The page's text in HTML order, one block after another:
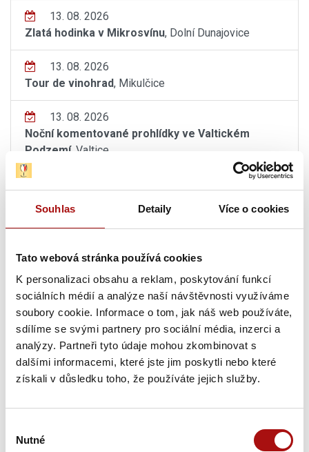
Souhlas Detaily Více o cookies
Tato webová stránka používá cookies
K personalizaci obsahu a reklam, poskytování funkcí
sociálních médií a analýze naší návštěvnosti využíváme
soubory cookie. Informace o tom, jak náš web používáte,
sdílíme se svými partnery pro sociální média, inzerci a
analýzy. Partneři tyto údaje mohou zkombinovat s
dalšími informacemi, které jste jim poskytli nebo které
získali v důsledku toho, že používáte jejich služby.
souhlasu
Nutné
13. 08. 2026
Zlatá hodinka v Mikrosvínu, Dolní Dunajovice
13. 08. 2026
Tour de vinohrad, Mikulčice
13. 08. 2026
Noční komentované prohlídky ve Valtickém
Podzemí, Valtice
Letní festival vín VOC Hustopečsko
13. 08. 2026
Sunset degustace na Rajské, Znojmo
13. 08. - 14. 08. 2026
Sommelier junior – praktická část, Valtice
Pátek, 14. 08. 2026
Sommelier junior – praktická část